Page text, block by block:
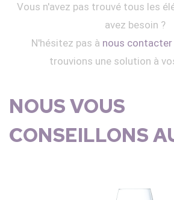
Vous n'avez pas trouvé tous les
avez besoin ?
N'hésitez pas à nous contacter
trouvions une solution à
NOUS VOUS
CONSEILLONS